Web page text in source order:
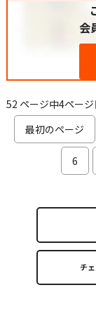
会
52 ページ中4ページ
最初のページ
6